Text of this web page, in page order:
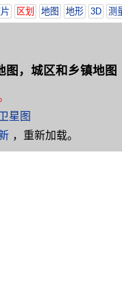
区划 地图 地形 3D 测
图，城区和乡镇地图
星图
，重新加载。